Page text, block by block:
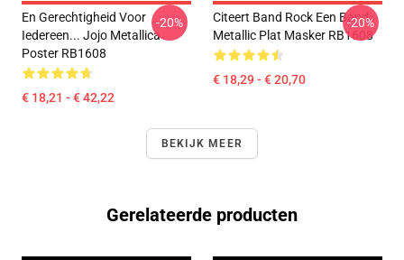
En Gerechtigheid Voor
Iedereen... Jojo Metallica
Poster RB1608
€ 18,21 - € 42,22
-20%
Citeert Band Rock Een Band
Metallic Plat Masker RB1608
€ 18,29 - € 20,70
-20%
BEKIJK MEER
Gerelateerde producten